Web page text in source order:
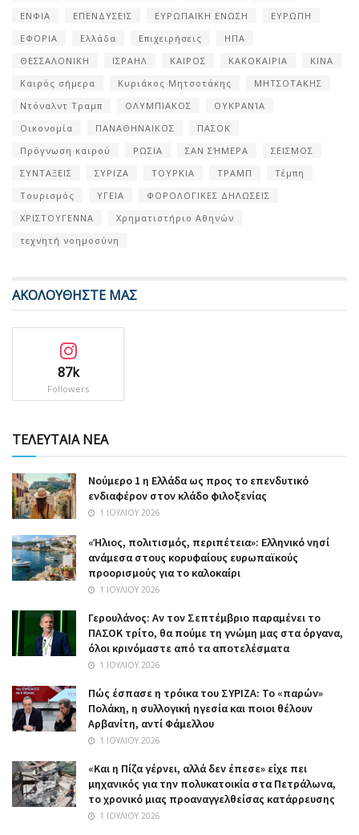
ΕΝΦΙΑ
ΕΠΕΝΔΥΣΕΙΣ ΕΥΡΩΠΑΪΚΗ ΕΝΩΣΗ
ΕΥΡΩΠΗ
ΕΦΟΡΙΑ
Ελλάδα Επιχειρήσεις
ΗΠΑ
ΘΕΣΣΑΛΟΝΙΚΗ
ΙΣΡΑΗΛ ΚΑΙΡΟΣ ΚΑΚΟΚΑΙΡΙΑ
ΚΙΝΑ
Καιρός σήμερα
Κυριάκος Μητσοτάκης
ΜΗΤΣΟΤΑΚΗΣ
Ντόναλντ Τραμπ
ΟΛΥΜΠΙΑΚΟΣ
ΟΥΚΡΑΝΊΑ
Οικονομία
ΠΑΝΑΘΗΝΑΙΚΟΣ
ΠΑΣΟΚ
Πρόγνωση καιρού
ΡΩΣΙΑ ΣΑΝ ΣΉΜΕΡΑ
ΣΕΙΣΜΟΣ
ΣΥΝΤΑΞΕΙΣ
ΣΥΡΙΖΑ ΤΟΥΡΚΙΑ ΤΡΑΜΠ
Τέμπη
Τουρισμός
ΥΓΕΙΑ
ΦΟΡΟΛΟΓΙΚΕΣ ΔΗΛΩΣΕΙΣ
ΧΡΙΣΤΟΥΓΕΝΝΑ
Χρηματιστήριο Αθηνών
τεχνητή νοημοσύνη
ΑΚΟΛΟΥΘΗΣΤΕ ΜΑΣ
87k
Followers
ΤΕΛΕΥΤΑΙΑ ΝΕΑ
Nούμερο 1 η Ελλάδα ως προς το επενδυτικό
ενδιαφέρον στον κλάδο φιλοξενίας
1 ΙΟΥΛΊΟΥ 2026
«Ήλιος, πολιτισμός, περιπέτεια»: Ελληνικό νησί
ανάμεσα στους κορυφαίους ευρωπαϊκούς
προορισμούς για το καλοκαίρι
1 ΙΟΥΛΊΟΥ 2026
Γερουλάνος: Αν τον Σεπτέμβριο παραμένει το
ΠΑΣΟΚ τρίτο, θα πούμε τη γνώμη μας στα όργανα,
όλοι κρινόμαστε από τα αποτελέσματα
1 ΙΟΥΛΊΟΥ 2026
Πώς έσπασε η τρόικα του ΣΥΡΙΖΑ: Το «παρών»
Πολάκη, η συλλογική ηγεσία και ποιοι θέλουν
Αρβανίτη, αντί Φάμελλου
1 ΙΟΥΛΊΟΥ 2026
«Και η Πίζα γέρνει, αλλά δεν έπεσε» είχε πει
μηχανικός για την πολυκατοικία στα Πετράλωνα,
το χρονικό μιας προαναγγελθείσας κατάρρευσης
1 ΙΟΥΛΊΟΥ 2026